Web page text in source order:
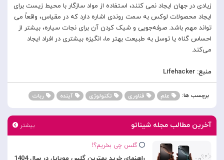
زیادی در جهان ایجاد نمی کنند، استفاده از مواد سازگار با محیط زیست برای
ایجاد محصولات لوکس به سمت روندی اشاره دارد که در مقیاس، واقعاً می
تواند مهم باشد. صرفه‌جویی و شیک کردن آن برای نجات سیاره، بیشتر از
احساس گناه یا توسل به طبیعت بهتر ما، انگیزه بیشتری در افراد ایجاد
می‌کند.
منبع: Lifehacker
برچسب ها: علم فناوری تکنولوژی آینده ربات
آخرین مطالب مجله شیناتو بیشتر
گلس چی بخریم؟!